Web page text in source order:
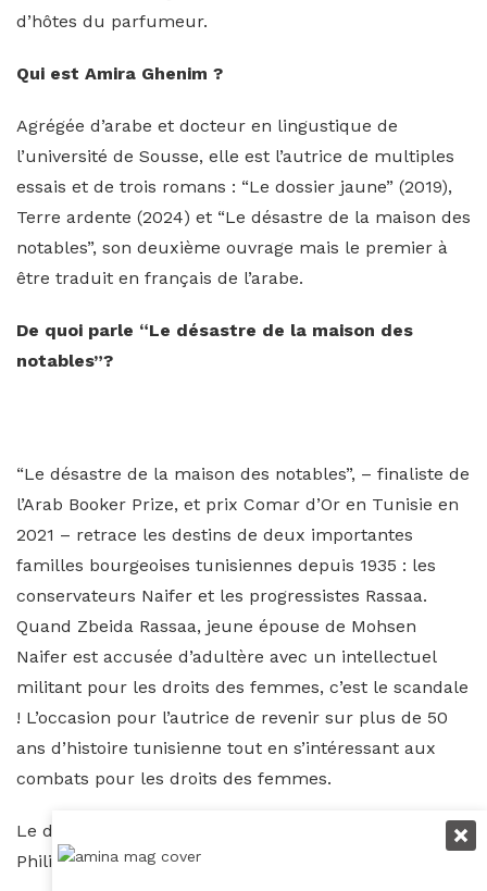
d’hôtes du parfumeur.
Qui est Amira Ghenim ?
Agrégée d’arabe et docteur en lingustique de
l’université de Sousse, elle est l’autrice de multiples
essais et de trois romans : “Le dossier jaune” (2019),
Terre ardente (2024) et “Le désastre de la maison des
notables”, son deuxième ouvrage mais le premier à
être traduit en français de l’arabe.
De quoi parle “Le désastre de la maison des
notables”?
“Le désastre de la maison des notables”, – finaliste de
l’Arab Booker Prize, et prix Comar d’Or en Tunisie en
2021 – retrace les destins de deux importantes
familles bourgeoises tunisiennes depuis 1935 : les
conservateurs Naifer et les progressistes Rassaa.
Quand Zbeida Rassaa, jeune épouse de Mohsen
Naifer est accusée d’adultère avec un intellectuel
militant pour les droits des femmes, c’est le scandale
! L’occasion pour l’autrice de revenir sur plus de 50
ans d’histoire tunisienne tout en s’intéressant aux
combats pour les droits des femmes.
Le désastre de la maison des notables, éditions
Philippe Rey, 476p.–25€